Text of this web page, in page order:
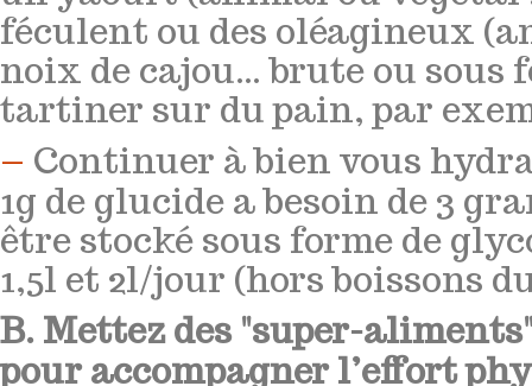
féculent ou des oléagineux
noix de cajou… brute ou sous
tartiner sur du pain, par
– Continuer à bien vous
1g de glucide a besoin de 3
être stocké sous forme de
1,5l et 2l/jour (hors boissons
B. Mettez des "super-
pour accompagner l’effort